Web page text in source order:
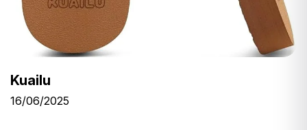
Kuailu
16/06/2025